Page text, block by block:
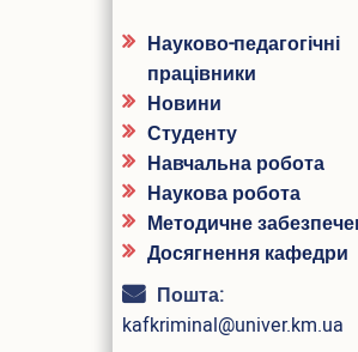
Науково-педагогічні
працівники
Новини
Студенту
Навчальна робота
Наукова робота
Методичне
Досягнення кафедри
Пошта:
kafkriminal@univer.km.ua